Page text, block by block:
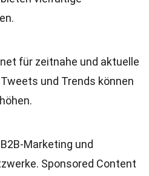
für zeitnahe und aktuelle
und Trends können
Marketing und
Sponsored Content